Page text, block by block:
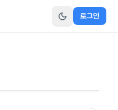
로그인